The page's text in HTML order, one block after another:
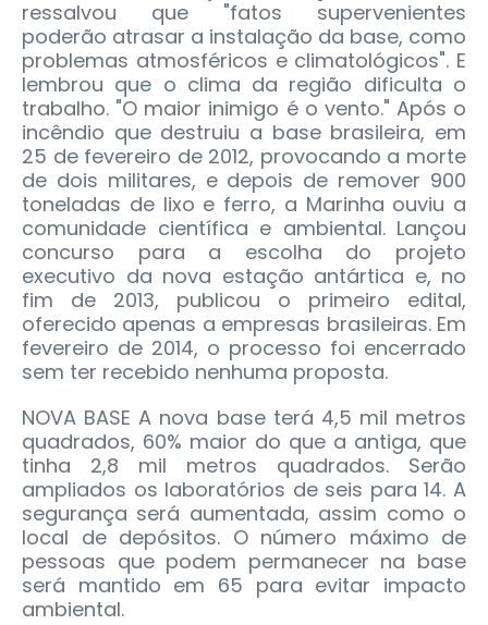
ressalvou que "fatos supervenientes
poderão atrasar a instalação da base, como
problemas atmosféricos e climatológicos". E
lembrou que o clima da região dificulta o
trabalho. "O maior inimigo é o vento." Após o
incêndio que destruiu a base brasileira, em
25 de fevereiro de 2012, provocando a morte
de dois militares, e depois de remover 900
toneladas de lixo e ferro, a Marinha ouviu a
comunidade científica e ambiental. Lançou
concurso para a escolha do projeto
executivo da nova estação antártica e, no
fim de 2013, publicou o primeiro edital,
oferecido apenas a empresas brasileiras. Em
fevereiro de 2014, o processo foi encerrado
sem ter recebido nenhuma proposta.
NOVA BASE A nova base terá 4,5 mil metros
quadrados, 60% maior do que a antiga, que
tinha 2,8 mil metros quadrados. Serão
ampliados os laboratórios de seis para 14. A
segurança será aumentada, assim como o
local de depósitos. O número máximo de
pessoas que podem permanecer na base
será mantido em 65 para evitar impacto
ambiental.